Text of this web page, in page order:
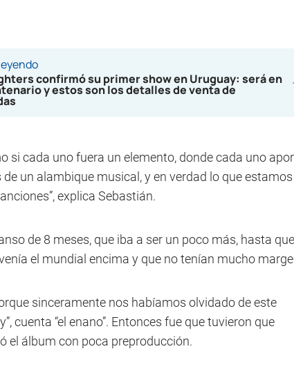
confirmó su primer show en Uruguay: será en
y estos son los detalles de venta de
si cada uno fuera un elemento, donde cada uno
un alambique musical, y en verdad lo que estamos
explica Sebastián.
de 8 meses, que iba a ser un poco más, hasta
el mundial encima y que no tenían mucho
sinceramente nos habíamos olvidado de este
cuenta “el enano”. Entonces fue que tuvieron que
el álbum con poca preproducción.